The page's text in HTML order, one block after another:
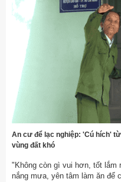
An cư để lạc nghiệp: 'Cú hích'
vùng đất khó
"Không còn gì vui hơn, tốt lắm
nắng mưa, yên tâm làm ăn để